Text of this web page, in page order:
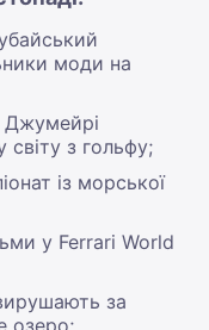
моди на
Джумейрі
світу з гольфу;
із морської
у Ferrari World
за
озеро;